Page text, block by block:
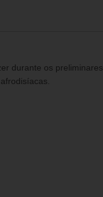
durante os preliminares.